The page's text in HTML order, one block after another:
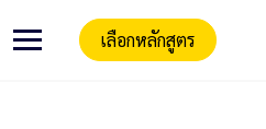
เลือกหลักสูตร